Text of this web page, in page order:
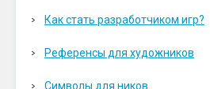
Как стать разработчиком игр?
Референсы для художников
Символы для ников